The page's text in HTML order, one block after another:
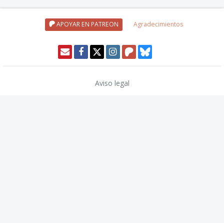
APOYAR EN PATREON Agradecimientos
Aviso legal